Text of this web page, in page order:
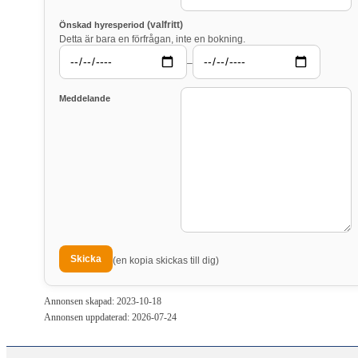
Önskad hyresperiod (valfritt)
Detta är bara en förfrågan, inte en bokning.
–
Meddelande
(en kopia skickas till dig)
Annonsen skapad: 2023-10-18
Annonsen uppdaterad: 2026-07-24